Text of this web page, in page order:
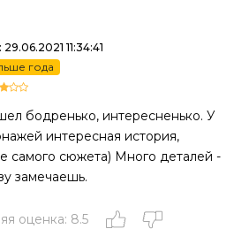
11:34:41
года
бодренько, интересненько. У
интересная история,
самого сюжета) Много деталей -
замечаешь.
оценка: 8.5